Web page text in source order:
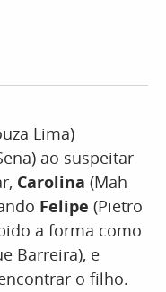
Lima)
ao suspeitar
Carolina (Mah
Felipe (Pietro
a forma como
Barreira), e
o filho.